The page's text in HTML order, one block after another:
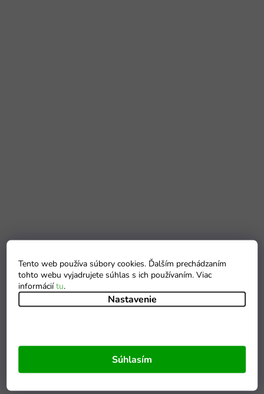
Tento web používa súbory cookies. Ďalším prechádzaním
tohto webu vyjadrujete súhlas s ich používaním. Viac
informáciítu.
Nastavenie
Súhlasím